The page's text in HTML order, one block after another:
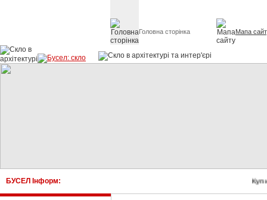
Головна сторінка Мапа
БУСЕЛ Інформ: